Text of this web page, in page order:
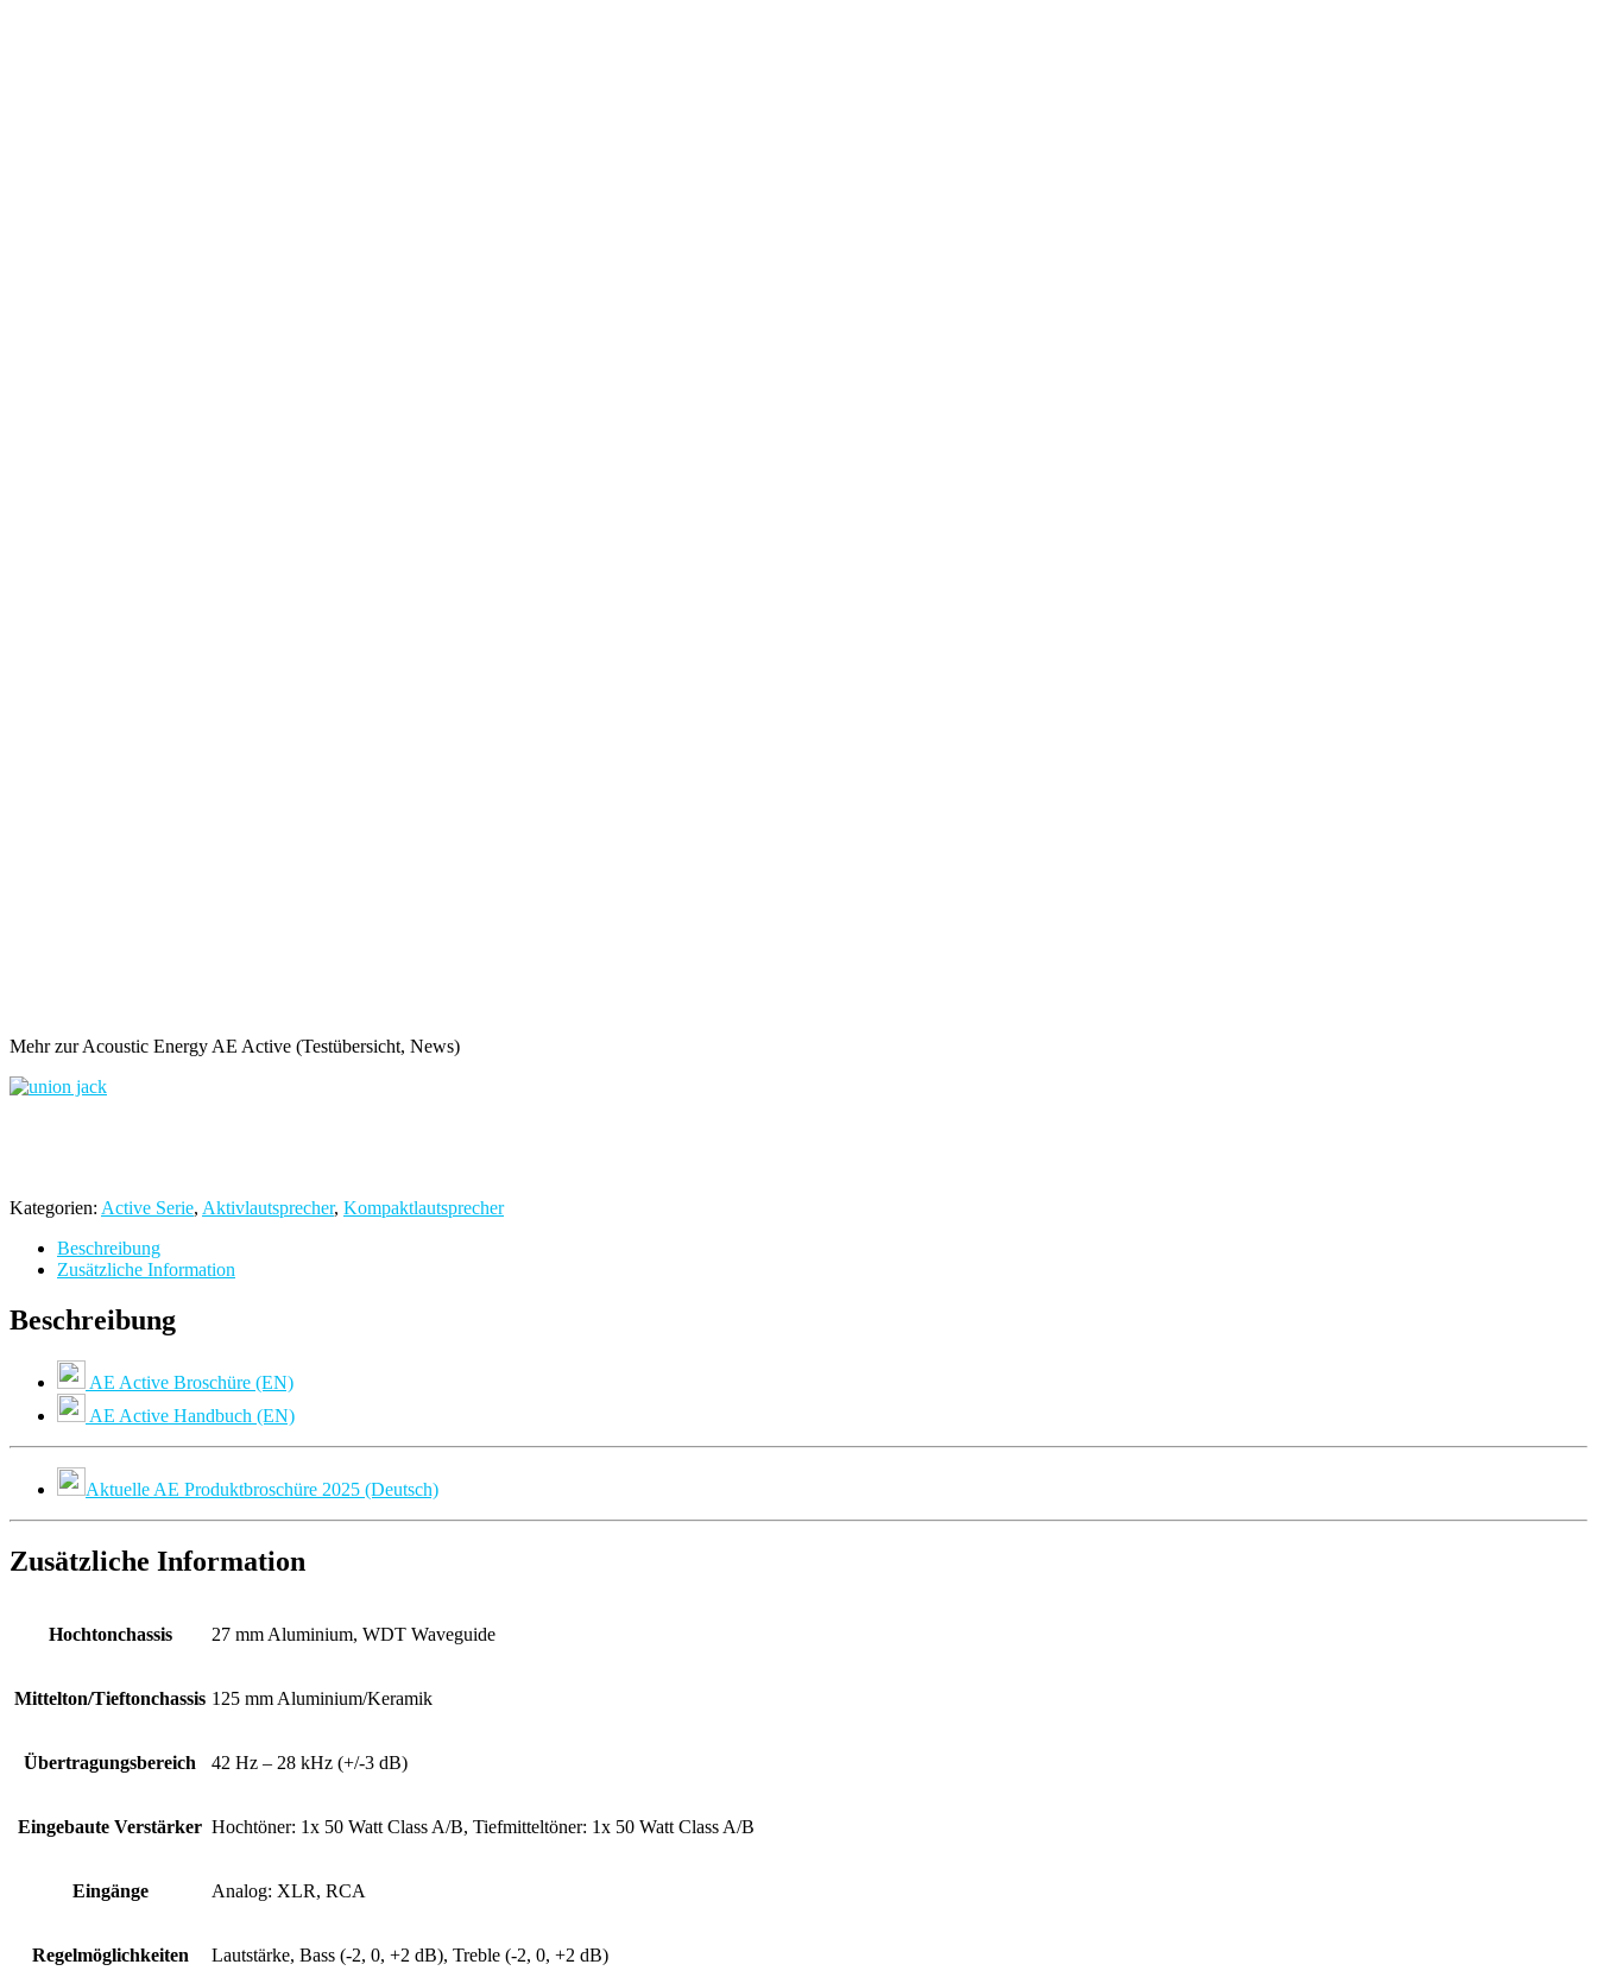
Mehr zur Acoustic Energy AE Active (Testübersicht, News)
Kategorien: Active Serie, Aktivlautsprecher, Kompaktlautsprecher
Beschreibung
Zusätzliche Information
Beschreibung
AE Active Broschüre (EN)
AE Active Handbuch (EN)
Aktuelle AE Produktbroschüre 2025 (Deutsch)
Zusätzliche Information
Hochtonchassis 27 mm Aluminium, WDT Waveguide
Mittelton/Tieftonchassis 125 mm Aluminium/Keramik
Übertragungsbereich 42 Hz – 28 kHz (+/-3 dB)
Eingebaute Verstärker Hochtöner: 1x 50 Watt Class A/B, Tiefmitteltöner: 1x 50 Watt Class A/B
Eingänge Analog: XLR, RCA
Regelmöglichkeiten Lautstärke, Bass (-2, 0, +2 dB), Treble (-2, 0, +2 dB)